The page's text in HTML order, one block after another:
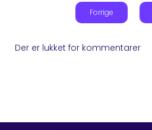
Forrige
Der er lukket for kommentarer